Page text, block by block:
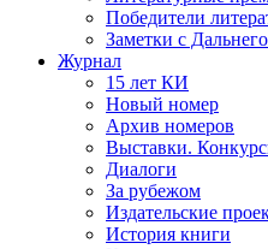
Победители
Заметки с
Журнал
15 лет КИ
Новый номер
Архив номеров
Выставки.
Диалоги
За рубежом
Издательские
История книги